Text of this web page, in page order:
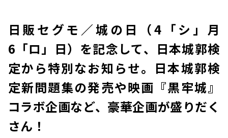
日販セグモ／城の日（4「シ」月
6「ロ」日）を記念して、日本城郭検
定から特別なお知らせ。日本城郭検
定新問題集の発売や映画『黒牢城』
コラボ企画など、豪華企画が盛りだく
さん！